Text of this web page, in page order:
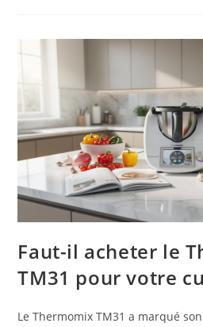
Faut-il acheter le
TM31 pour votre
Le Thermomix TM31 a marqué